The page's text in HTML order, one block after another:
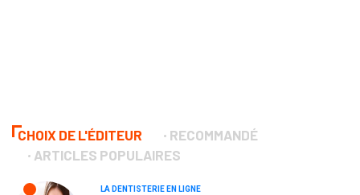
CHOIX DE L'ÉDITEUR
RECOMMANDÉ
ARTICLES POPULAIRES
LA DENTISTERIE EN LIGNE